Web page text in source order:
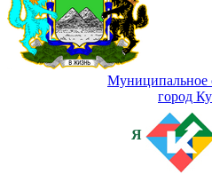
Муниципальное
город
Я